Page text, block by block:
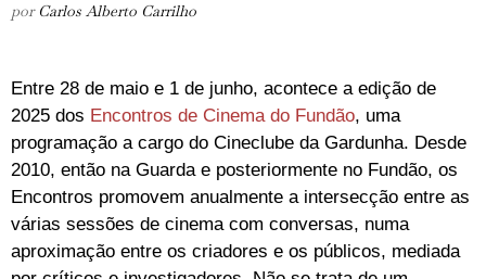
por Carlos Alberto Carrilho
Entre 28 de maio e 1 de junho, acontece a edição de
2025 dos Encontros de Cinema do Fundão, uma
programação a cargo do Cineclube da Gardunha. Desde
2010, então na Guarda e posteriormente no Fundão, os
Encontros promovem anualmente a intersecção entre as
várias sessões de cinema com conversas, numa
aproximação entre os criadores e os públicos, mediada